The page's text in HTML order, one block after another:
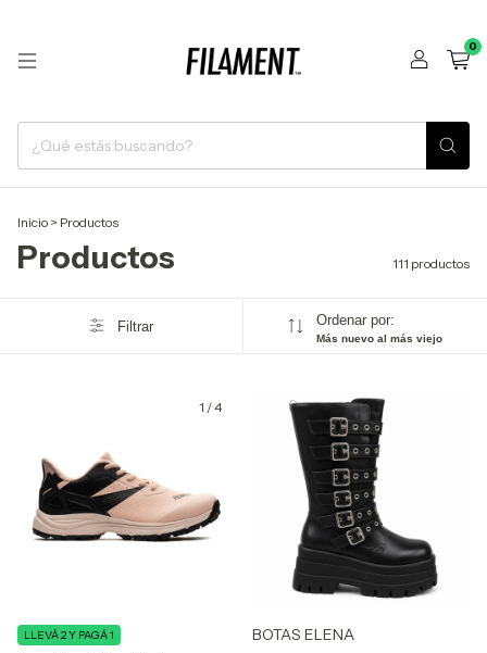
0
Inicio > Productos
Productos 111 productos
Filtrar Ordenar por:
Más nuevo al más viejo
1 /4
LLEVÁ 2 Y PAGÁ 1 BOTAS ELENA